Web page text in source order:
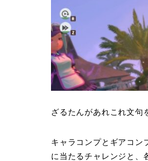
ざるたんがあれこれ文句
キャラコンプとギアコン
に当たるチャレンジと、